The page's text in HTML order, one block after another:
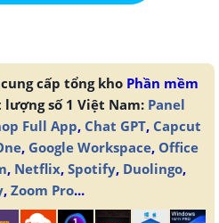
cung cấp tổng kho Phần mềm
số 1 Việt Nam: Panel
Full App, Chat GPT, Capcut
, Google Workspace, Office
, Netflix, Spotify, Duolingo,
, Zoom Pro...